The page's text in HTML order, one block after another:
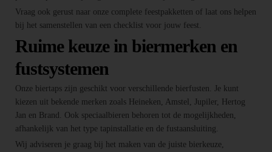
Vraag ook gerust naar onze complete feestpakketten of laat ons helpen
bij het samenstellen van een checklist voor jouw feest.
Ruime keuze in biermerken en
fustsystemen
Onze biertaps zijn geschikt voor verschillende bierfusten. Je kunt
kiezen uit bekende merken zoals Heineken, Amstel, Jupiler, Hertog
Jan en Brand. Ook speciaalbieren behoren tot de mogelijkheden,
afhankelijk van het type tapinstallatie en de fustaansluiting.
Wij adviseren je graag bij het maken van de juiste bierkeuze,